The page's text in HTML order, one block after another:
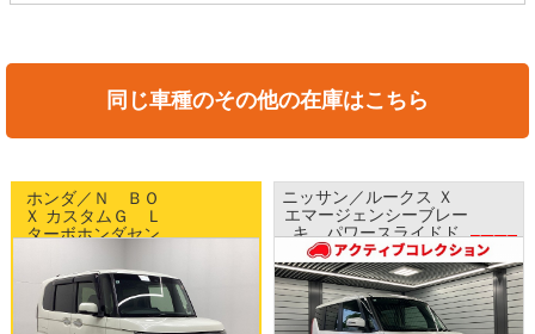
同じ車種のその他の在庫はこちら
ホンダ／Ｎ ＢＯ
Ｘ カスタムＧ Ｌ
ターボホンダセン
ースライドドア
純正15インチAW
純正ナビTV バッ
クカメラ ドラレ
WEB目玉車!!
ニッサン／ルークス Ｘ
エマージェンシーブレー
キ パワースライドド
ア ナビ アラウンドビ
ューモニター ETC ス
マートキー
中古車